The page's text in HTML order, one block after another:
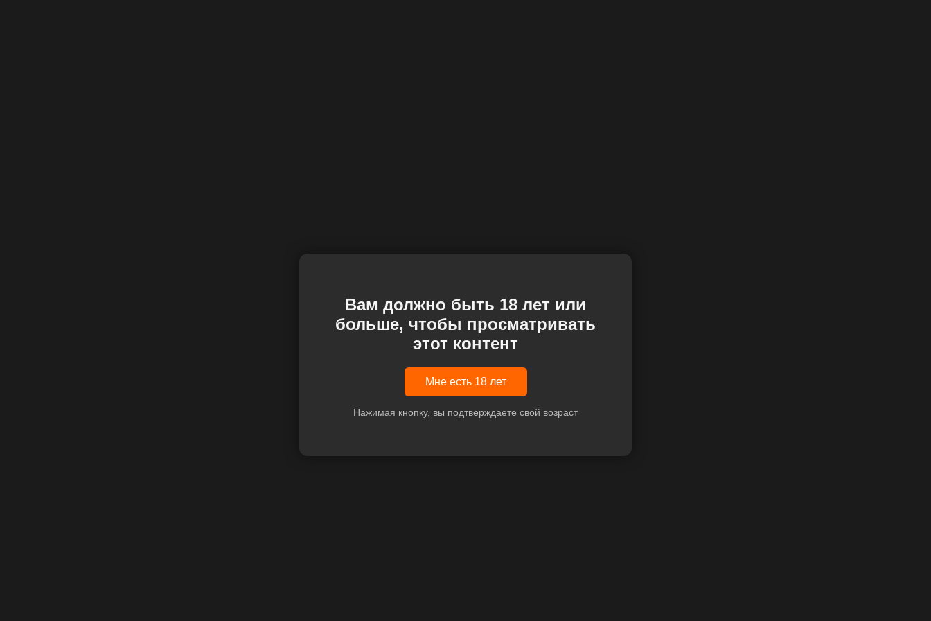
Вам должно быть 18 лет или
больше, чтобы просматривать
этот контент
Мне есть 18 лет
Нажимая кнопку, вы подтверждаете свой возраст